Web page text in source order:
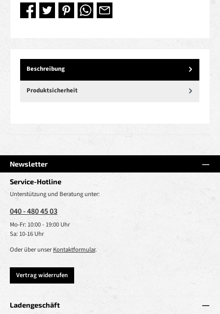
Beschreibung
Produktsicherheit
Newsletter
Service-Hotline
Unterstützung und Beratung unter:
040 - 480 45 03
Mo-Fr: 10:00 - 19:00 Uhr
Sa: 10-16 Uhr
Oder über unserKontaktformular.
Vertrag widerrufen
Ladengeschäft